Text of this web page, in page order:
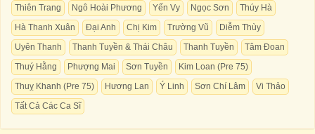
Thiên Trang
Ngô Hoài Phương Yến Vy Ngọc Sơn
Thúy Hà
Hà Thanh Xuân
Đại Anh Chị Kim Trường Vũ
Diễm Thùy
Uyên Thanh
Thanh Tuyền & Thái Châu Thanh Tuyền
Tâm Đoan
Thuý Hằng
Phượng Mai Sơn Tuyền
Kim Loan (Pre 75)
Thuỵ Khanh (Pre 75)
Hương Lan Ý Linh Sơn Chí Lâm
Vi Thảo
Tất Cả Các Ca Sĩ